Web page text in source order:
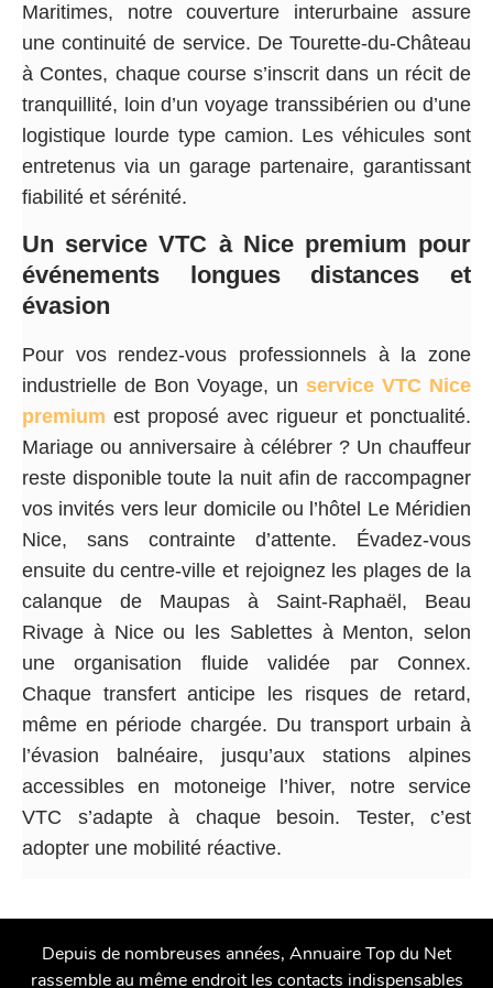
Maritimes, notre couverture interurbaine assure
une continuité de service. De Tourette-du-Château
à Contes, chaque course s’inscrit dans un récit de
tranquillité, loin d’un voyage transsibérien ou d’une
logistique lourde type camion. Les véhicules sont
entretenus via un garage partenaire, garantissant
fiabilité et sérénité.
Un service VTC à Nice premium pour
événements longues distances et
évasion
Pour vos rendez-vous professionnels à la zone
industrielle de Bon Voyage, un service VTC Nice
premium est proposé avec rigueur et ponctualité.
Mariage ou anniversaire à célébrer ? Un chauffeur
reste disponible toute la nuit afin de raccompagner
vos invités vers leur domicile ou l’hôtel Le Méridien
Nice, sans contrainte d’attente. Évadez-vous
ensuite du centre-ville et rejoignez les plages de la
calanque de Maupas à Saint-Raphaël, Beau
Rivage à Nice ou les Sablettes à Menton, selon
une organisation fluide validée par Connex.
Chaque transfert anticipe les risques de retard,
même en période chargée. Du transport urbain à
l’évasion balnéaire, jusqu’aux stations alpines
accessibles en motoneige l’hiver, notre service
VTC s’adapte à chaque besoin. Tester, c’est
adopter une mobilité réactive.
Depuis de nombreuses années, Annuaire Top du Net
rassemble au même endroit les contacts indispensables